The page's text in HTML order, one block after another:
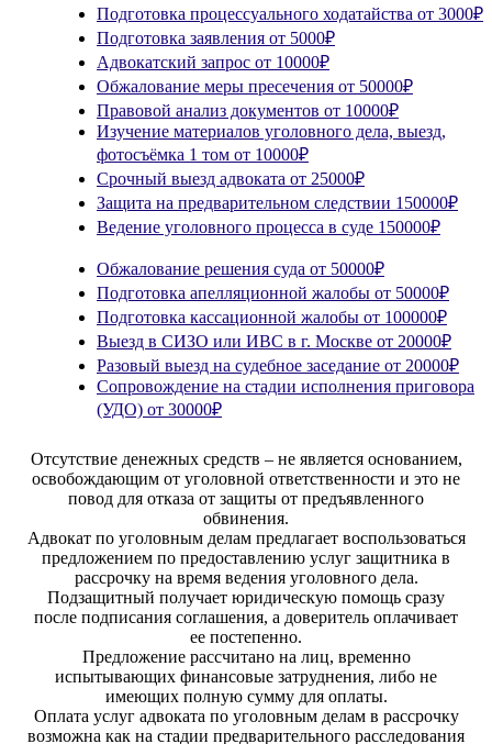
Подготовка процессуального ходатайства от 3000₽
Подготовка заявления от 5000₽
Адвокатский запрос от 10000₽
Обжалование меры пресечения от 50000₽
Правовой анализ документов от 10000₽
Изучение материалов уголовного дела, выезд,
фотосъёмка 1 том от 10000₽
Срочный выезд адвоката от 25000₽
Защита на предварительном следствии 150000₽
Ведение уголовного процесса в суде 150000₽
Обжалование решения суда от 50000₽
Подготовка апелляционной жалобы от 50000₽
Подготовка кассационной жалобы от 100000₽
Выезд в СИЗО или ИВС в г. Москве от 20000₽
Разовый выезд на судебное заседание от 20000₽
Сопровождение на стадии исполнения приговора
(УДО) от 30000₽
Отсутствие денежных средств – не является основанием,
освобождающим от уголовной ответственности и это не
повод для отказа от защиты от предъявленного
обвинения.
Адвокат по уголовным делам предлагает воспользоваться
предложением по предоставлению услуг защитника в
рассрочку на время ведения уголовного дела.
Подзащитный получает юридическую помощь сразу
после подписания соглашения, а доверитель оплачивает
ее постепенно.
Предложение рассчитано на лиц, временно
испытывающих финансовые затруднения, либо не
имеющих полную сумму для оплаты.
Оплата услуг адвоката по уголовным делам в рассрочку
возможна как на стадии предварительного расследования